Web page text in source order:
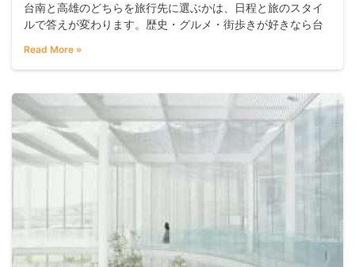
台南と高雄のどちらを旅行先に選ぶかは、日程と旅のスタイ
ルで答えが変わります。歴史・グルメ・街歩きが好きなら台
向いています。両都市は台湾高速鉄道（高鐵）で約12〜15分
の距離にあるため、片方をベースに日帰りで両方を楽しむプ
ランも十分現実的です。
Read More »